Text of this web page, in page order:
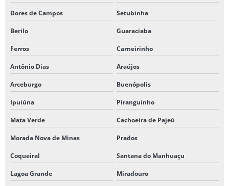
Dores de Campos Setubinha
Berilo Guaraciaba
Ferros Carneirinho
Antônio Dias Araújos
Arceburgo Buenópolis
Ipuiúna Piranguinho
Mata Verde Cachoeira de Pajeú
Morada Nova de Minas Prados
Coqueiral Santana do Manhuaçu
Lagoa Grande Miradouro